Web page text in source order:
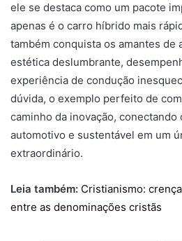
ele se destaca como um pacote
apenas é o carro híbrido mais
também conquista os amantes de
estética deslumbrante,
experiência de condução
dúvida, o exemplo perfeito de
caminho da inovação,
automotivo e sustentável em um
extraordinário.
Leia também: Cristianismo:
entre as denominações cristãs